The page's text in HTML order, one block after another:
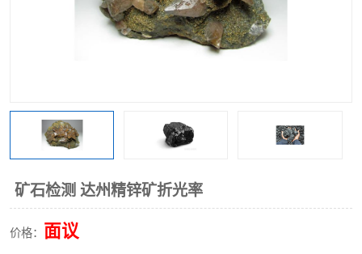
矿石检测 达州精锌矿折光率
价格： 面议